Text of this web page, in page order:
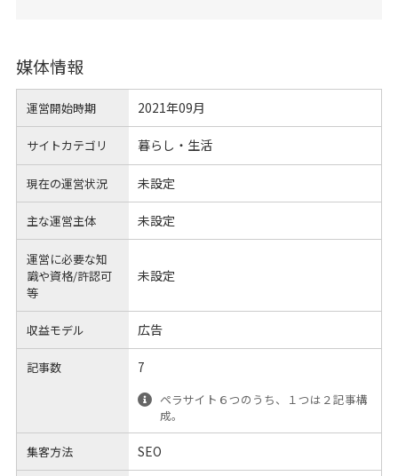
媒体情報
運営開始時期 2021年09月
サイトカテゴリ 暮らし・生活
現在の運営状況 未設定
主な運営主体 未設定
運営に必要な知
識や資格/許認可
等
未設定
収益モデル 広告
記事数 7
ペラサイト６つのうち、１つは２記事構
成。
集客方法 SEO